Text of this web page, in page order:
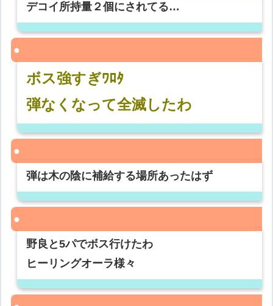
デコイ所持量２個にされてる…
ボス強すぎﾜﾛﾀ
弾なくなって全滅したわ
弾は木の陰に補給する場所あったはず
野良と5パでボス行けたわ
ヒーリングオーラ様々